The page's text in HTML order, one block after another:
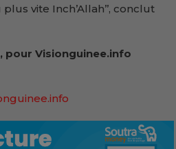
vite Inch’Allah’’, conclut
pour Visionguinee.info